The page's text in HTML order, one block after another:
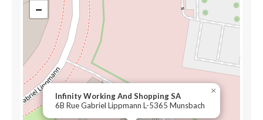
Infinity Working And Shopping SA
6B Rue Gabriel Lippmann L-5365 Munsbach
×
−